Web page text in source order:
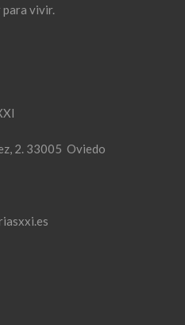
para vivir.
2. 33005 Oviedo